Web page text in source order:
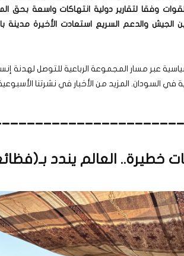
وفقا لتقارير دولية انتهاكات واسعة بحق
الجيش والدعم السريع استعادت الأخيرة مدينة
عبر مسار المجموعة الرباعية للتوصل لهدنة
في السودان. المزيد من الأخبار في نشرتنا
خطيرة.. العالم يندد